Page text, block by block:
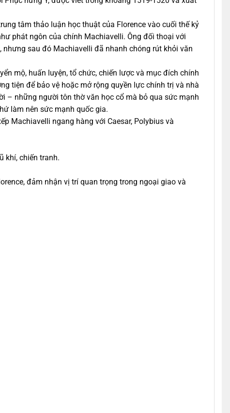
tâm thảo luận học thuật của Florence vào cuối thế kỷ
phát ngôn của chính Machiavelli. Ông đối thoại với
sau đó Machiavelli đã nhanh chóng rút khỏi văn
mộ, huấn luyện, tổ chức, chiến lược và mục đích chính
tiện để bảo vệ hoặc mở rộng quyền lực chính trị và nhà
– những người tôn thờ văn học cổ mà bỏ qua sức mạnh
làm nên sức mạnh quốc gia.
Machiavelli ngang hàng với Caesar, Polybius và
khí, chiến tranh.
đảm nhận vị trí quan trọng trong ngoại giao và